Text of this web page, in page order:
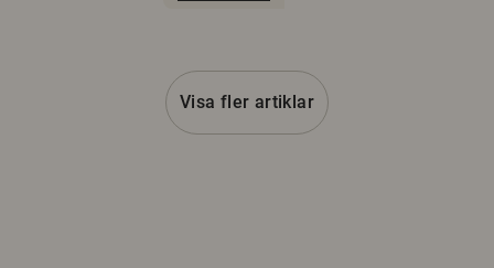
Visa fler artiklar